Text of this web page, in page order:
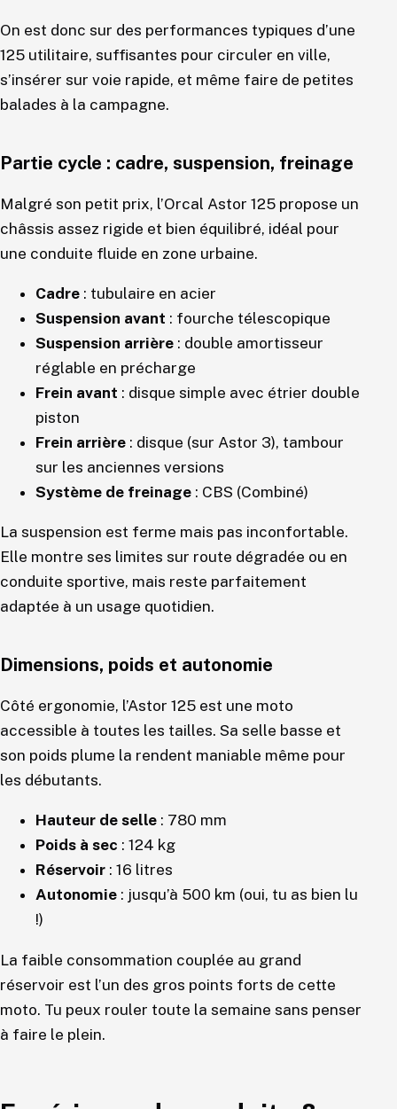
On est donc sur des performances typiques d’une
125 utilitaire, suffisantes pour circuler en ville,
s’insérer sur voie rapide, et même faire de petites
balades à la campagne.
Partie cycle : cadre, suspension, freinage
Malgré son petit prix, l’Orcal Astor 125 propose un
châssis assez rigide et bien équilibré, idéal pour
une conduite fluide en zone urbaine.
Cadre : tubulaire en acier
Suspension avant : fourche télescopique
Suspension arrière : double amortisseur
réglable en précharge
Frein avant : disque simple avec étrier double
piston
Frein arrière : disque (sur Astor 3), tambour
sur les anciennes versions
Système de freinage : CBS (Combiné)
La suspension est ferme mais pas inconfortable.
Elle montre ses limites sur route dégradée ou en
conduite sportive, mais reste parfaitement
adaptée à un usage quotidien.
Dimensions, poids et autonomie
Côté ergonomie, l’Astor 125 est une moto
accessible à toutes les tailles. Sa selle basse et
son poids plume la rendent maniable même pour
les débutants.
Hauteur de selle : 780 mm
Poids à sec : 124 kg
Réservoir : 16 litres
Autonomie : jusqu’à 500 km (oui, tu as bien lu
!)
La faible consommation couplée au grand
réservoir est l’un des gros points forts de cette
moto. Tu peux rouler toute la semaine sans penser
à faire le plein.